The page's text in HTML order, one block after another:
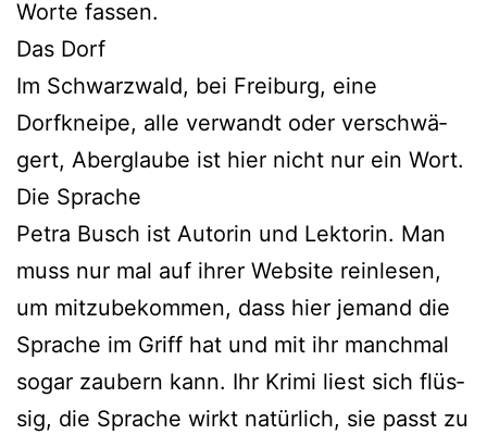
Worte fassen.
Das Dorf
Im Schwarzwald, bei Freiburg, eine
Dorfkneipe, alle ver­wandt oder ver­schwä­
gert, Aberglaube ist hier nicht nur ein Wort.
Die Sprache
Petra Busch ist Autorin und Lektorin. Man
muss nur mal auf ihrer Website rein­le­sen,
um mit­zu­be­kom­men, dass hier jemand die
Sprache im Griff hat und mit ihr manch­mal
sogar zau­bern kann. Ihr Krimi liest sich flüs­
sig, die Sprache wirkt natür­lich, sie passt zu